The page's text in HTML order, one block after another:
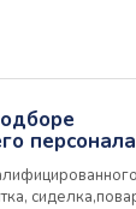
персонала